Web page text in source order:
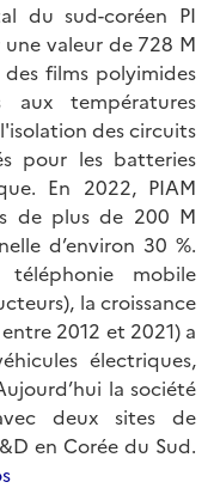
du sud-coréen PI
valeur de 728 M
des films polyimides
aux températures
des circuits
pour les batteries
En 2022, PIAM
de plus de 200 M
d’environ 30 %.
mobile
la croissance
2012 et 2021) a
électriques,
la société
deux sites de
en Corée du Sud.